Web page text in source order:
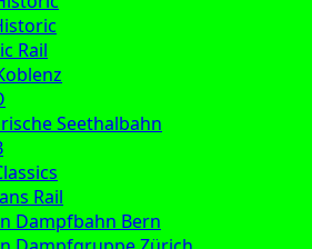
Rail
Seethalbahn
Rail
Dampfbahn Bern